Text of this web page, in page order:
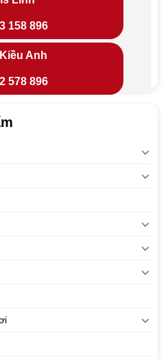
158 896
Anh
578 896